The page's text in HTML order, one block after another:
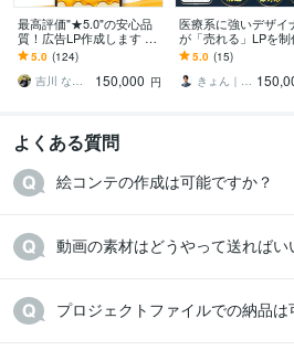
最高評価"★5.0"の安心品
質！広告LP作成します セ
ットで"広告動画"が50%O
FF！LP単品の制作も大歓
迎！
5.0 (124)
吉川 なおき
150,000 円
医療系に強いデザイ
が「売れる」LPを制
ます 医療業界歴8年
薬機法・医療広告ガ
ラインの知見あり！
5.0 (15)
きょん｜医療系LP専門デザイナー
よくある質問
絵コンテの作成は可能ですか？
動画の素材はどうやって送ればい
プロジェクトファイルでの納品は